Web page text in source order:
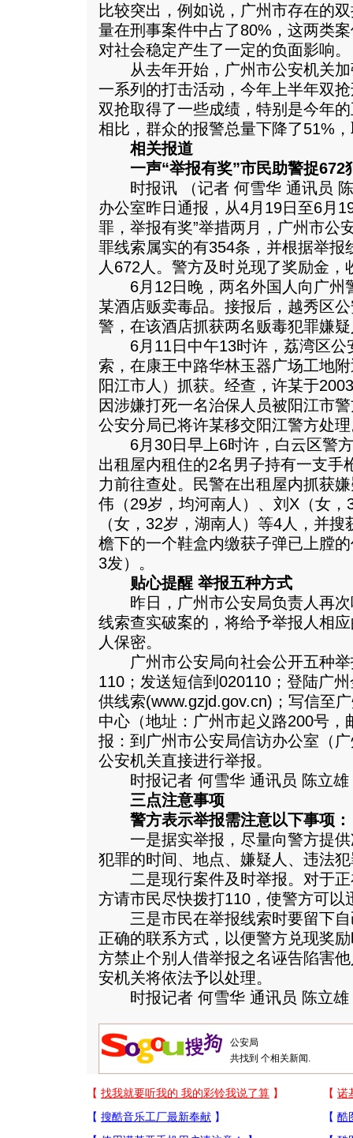
比较突出，例如说，广州市存在的
量在刑事案件中占了80%，这两类
对社会稳定产生了一定的负面影响。
从去年开始，广州市公安机关加
一系列的打击活动，今年上半年双
双抢取得了一些成绩，特别是今年
相比，群众的报警总量下降了51%
相关报道
一声“举报有奖”市民助警捉672
时报讯 （记者 何雪华 通讯员 陈
办公室昨日通报，从4月19日至6月
罪，举报有奖”举措两月，广州市公
罪线索属实的有354条，并根据举报
人672人。警方及时兑现了奖励金
6月12日晚，两名外国人向广州
某酒店贩卖毒品。接报后，越秀区
警，在该酒店抓获两名贩毒犯罪嫌
6月11日中午13时许，荔湾区公
索，在康王中路华林玉器广场工地
阳江市人）抓获。经查，许某于
因涉嫌打死一名治保人员被阳江市
公安分局已将许某移交阳江警方处
6月30日早上6时许，白云区警方
出租屋内租住的2名男子持有一支手
力前往查处。民警在出租屋内抓获
伟（29岁，均河南人）、刘X（女
（女，32岁，湖南人）等4人，并
檐下的一个鞋盒内缴获子弹已上膛
3发）。
贴心提醒 举报五种方式
昨日，广州市公安局负责人再次
线索查实破案的，将给予举报人相
人保密。
广州市公安局向社会公开五种举
110；发送短信到020110；登陆广
供线索(www.gzjd.gov.cn)；写信至
中心（地址：广州市起义路200号，
报：到广州市公安局信访办公室（
公安机关直接进行举报。
时报记者 何雪华 通讯员 陈立雄
三点注意事项
警方表示举报需注意以下事项：
一是据实举报，尽量向警方提供
犯罪的时间、地点、嫌疑人、违法
二是现行案件及时举报。对于正
方请市民尽快拨打110，使警方可以
三是市民在举报线索时要留下自
正确的联系方式，以便警方兑现奖
方禁止个别人借举报之名诬告陷害
安机关将依法予以处理。
时报记者 何雪华 通讯员 陈立雄
共找到 个相关新闻.